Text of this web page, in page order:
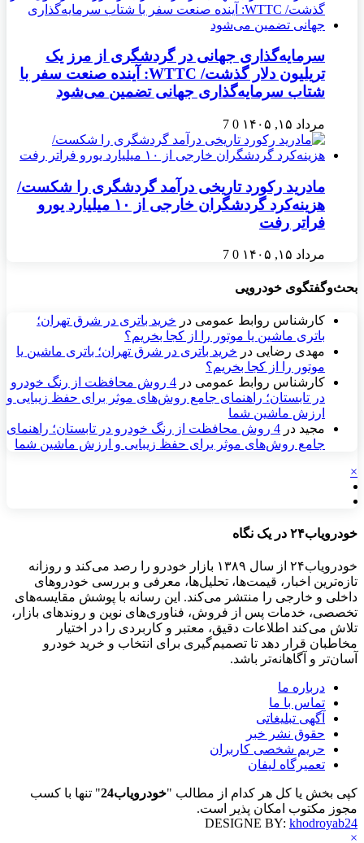
سرمایه‌گذاری جهانی در گردشگری از مرز یک
تریلیون دلار گذشت/ WTTC: آینده صنعت سفر با
شتاب سرمایه‌گذاری جهانی تضمین می‌شود
مرداد ۱۵, ۱۴۰۵ 0
7
مادرید رکورد تاریخی درآمد گردشگری را شکست/
هزینه‌کرد گردشگران خارجی از ۱۰ میلیارد یورو
فراتر رفت
مرداد ۱۵, ۱۴۰۵ 0
7
بحث‌وگفتگوی خودرویی
کارشناس روابط عمومی در خرید باتری در شرق تهران؛
باتری ماشین یا موتور را از کجا بخریم؟
مهدی رضایی در خرید باتری در شرق تهران؛ باتری ماشین یا
موتور را از کجا بخریم؟
کارشناس روابط عمومی در
4 روش محافظت از رنگ خودرو
در تابستان؛ راهنمای جامع روش‌های موثر برای حفظ زیبایی و
ارزش ماشین شما
مجید در
4 روش محافظت از رنگ خودرو در تابستان؛ راهنمای
جامع روش‌های موثر برای حفظ زیبایی و ارزش ماشین شما
×
خودرویاب۲۴ در یک نگاه
خودرویاب۲۴ از سال ۱۳۸۹ بازار خودرو را رصد می‌کند و روزانه
تازه‌ترین اخبار، قیمت‌ها، تحلیل‌ها، معرفی و بررسی خودروهای
داخلی و خارجی را منتشر می‌کند. این رسانه با پوشش مقایسه‌های
تخصصی، خدمات پس از فروش، فناوری‌های نوین و روندهای بازار،
تلاش می‌کند اطلاعات دقیق، معتبر و کاربردی را در اختیار
مخاطبان قرار دهد تا تصمیم‌گیری برای انتخاب و خرید خودرو
آسان‌تر و آگاهانه‌تر باشد.
درباره ما
تماس با ما
آگهی تبلیغاتی
حقوق نشر خبر
حریم شخصی کاربران
تعمیرگاه لیفان
کپی بخش یا کل هر کدام از مطالب "خودرویاب24
" تنها با کسب
مجوز مکتوب امکان پذیر است.
DESIGNE BY: khodroyab24
×